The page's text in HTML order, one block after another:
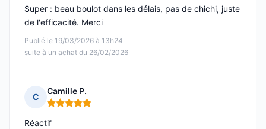
Publié le 19/03/2026 à 13h24
suite à un achat du 26/02/2026
Super : beau boulot dans les délais, pas de chichi, juste
de l'efficacité. Merci
C
Camille P.
Note : 5 sur 5
Réactif